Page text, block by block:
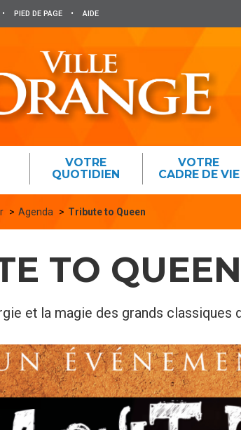
• PIED DE PAGE • AIDE
VOTRE
QUOTIDIEN
VOTRE
CADRE DE VIE
Agenda Tribute to Queen
TO QUEEN
et la magie des grands classiques